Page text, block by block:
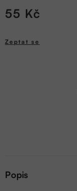
55 Kč
cena:
Zeptat se
Popis